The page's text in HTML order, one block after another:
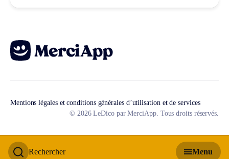
Rechercher Menu
Mentions légales et conditions générales d’utilisation et de services
© 2026 LeDico par MerciApp. Tous droits réservés.